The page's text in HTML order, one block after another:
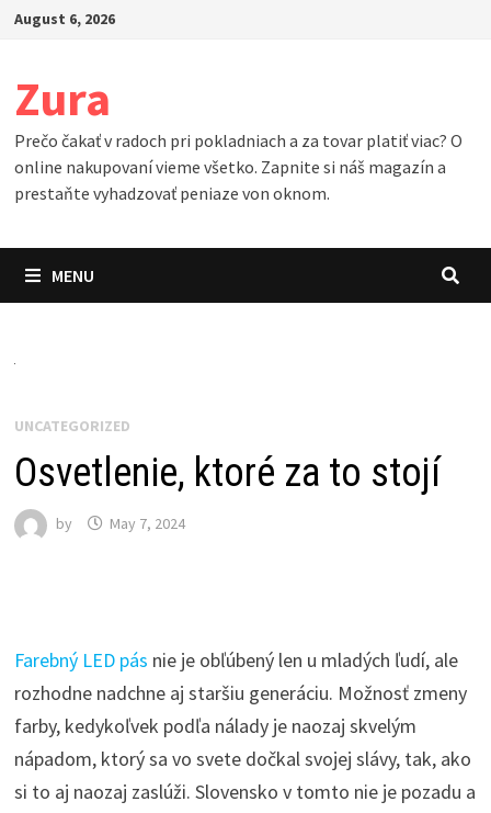
SkipAugust 6, 2026
Zura
Prečo čakať v radoch pri pokladniach a za tovar platiť viac? O
online nakupovaní vieme všetko. Zapnite si náš magazín a
prestaňte vyhadzovať peniaze von oknom.
MENU
UNCATEGORIZED
Osvetlenie, ktoré za to stojí
by May 7, 2024
Farebný LED pás nie je obľúbený len u mladých ľudí, ale
rozhodne nadchne aj staršiu generáciu. Možnosť zmeny
farby, kedykoľvek podľa nálady je naozaj skvelým
nápadom, ktorý sa vo svete dočkal svojej slávy, tak, ako
si to aj naozaj zaslúži. Slovensko v tomto nie je pozadu a